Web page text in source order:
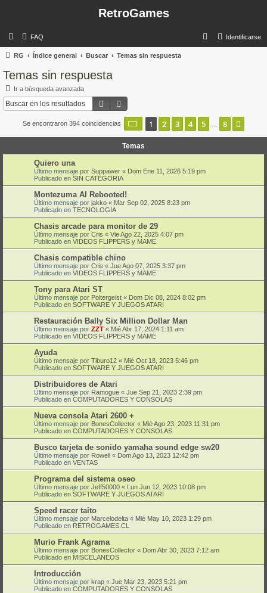
RetroGames
FAQ Identificarse
RG Índice general Buscar Temas sin respuesta
Temas sin respuesta
Ir a búsqueda avanzada
Buscar
Se encontraron 394 coincidencias Página de
1 2 3 4 5 8
Temas
Quiero una
Último mensaje por Suppawer « Dom Ene 11, 2026 5:19 pm
Publicado en SIN CATEGORIA
Montezuma AI Rebooted!
Último mensaje por jakko « Mar Sep 02, 2025 8:23 pm
Publicado en TECNOLOGIA
Chasis arcade para monitor de 29
Último mensaje por Cris « Vie Ago 22, 2025 4:07 pm
Publicado en VIDEOS FLIPPERS y MAME
Chasis compatible chino
Último mensaje por Cris « Jue Ago 07, 2025 3:37 pm
Publicado en VIDEOS FLIPPERS y MAME
Tony para Atari ST
Último mensaje por Poltergeist « Dom Dic 08, 2024 8:02 pm
Publicado en SOFTWARE Y JUEGOS ATARI
Restauración Bally Six Million Dollar Man
Último mensaje por ZZT « Mié Abr 17, 2024 1:11 am
Publicado en VIDEOS FLIPPERS y MAME
Ayuda
Último mensaje por Tiburo12 « Mié Oct 18, 2023 5:46 pm
Publicado en SOFTWARE Y JUEGOS ATARI
Distribuidores de Atari
Último mensaje por Ramogue « Jue Sep 21, 2023 2:39 pm
Publicado en COMPUTADORES Y CONSOLAS
Nueva consola Atari 2600 +
Último mensaje por BonesCollector « Mié Ago 23, 2023 11:31 pm
Publicado en COMPUTADORES Y CONSOLAS
Busco tarjeta de sonido yamaha sound edge sw20
Último mensaje por Rowell « Dom Ago 13, 2023 12:42 pm
Publicado en VENTAS
Programa del sistema oseo
Último mensaje por Jeff50000 « Lun Jun 12, 2023 10:08 pm
Publicado en SOFTWARE Y JUEGOS ATARI
Speed racer taito
Último mensaje por Marcelodelta « Mié May 10, 2023 1:29 pm
Publicado en RETROGAMES.CL
Murio Frank Agrama
Último mensaje por BonesCollector « Dom Abr 30, 2023 7:12 am
Publicado en MISCELANEOS
Introducción
Último mensaje por krap « Jue Mar 23, 2023 5:21 pm
Publicado en COMPUTADORES Y CONSOLAS